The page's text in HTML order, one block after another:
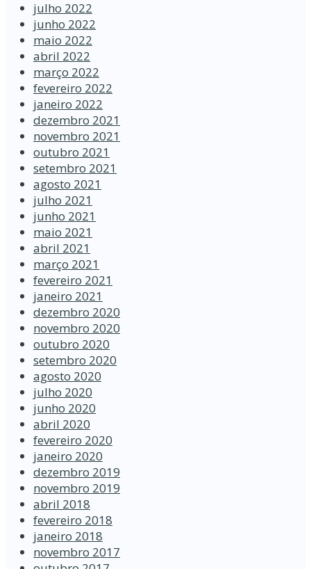
julho 2022
junho 2022
maio 2022
abril 2022
março 2022
fevereiro 2022
janeiro 2022
dezembro 2021
novembro 2021
outubro 2021
setembro 2021
agosto 2021
julho 2021
junho 2021
maio 2021
abril 2021
março 2021
fevereiro 2021
janeiro 2021
dezembro 2020
novembro 2020
outubro 2020
setembro 2020
agosto 2020
julho 2020
junho 2020
abril 2020
fevereiro 2020
janeiro 2020
dezembro 2019
novembro 2019
abril 2018
fevereiro 2018
janeiro 2018
novembro 2017